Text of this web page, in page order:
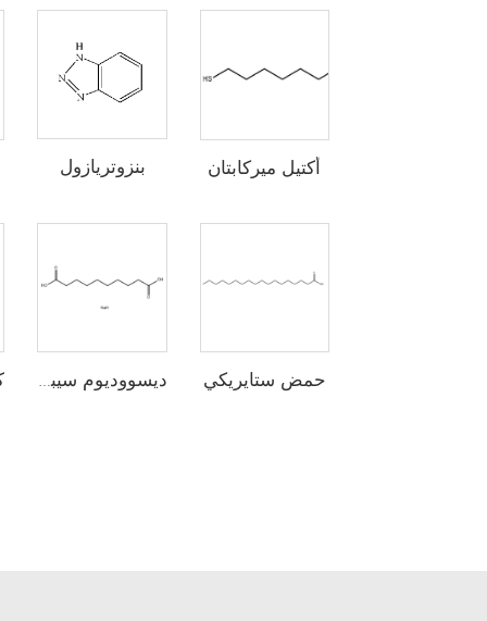
أكتيل ميركابتان بنزوتريازول
حمض ستايريكي ديسووديوم سيبيكات